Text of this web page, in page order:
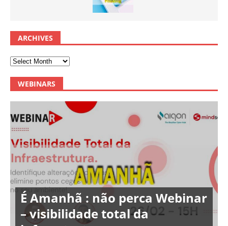
ARCHIVES
WEBINARS
É Amanhã : não perca Webinar
– visibilidade total da